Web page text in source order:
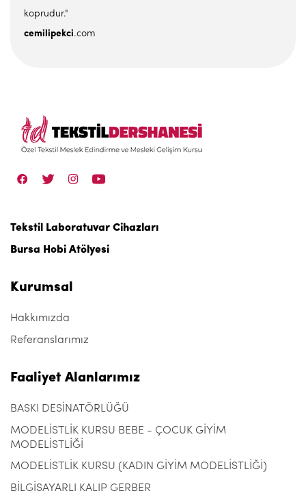
koprudur."
cemilipekci.com
Tekstil Laboratuvar Cihazları
Bursa Hobi Atölyesi
Kurumsal
Hakkımızda
Referanslarımız
Faaliyet Alanlarımız
BASKI DESİNATÖRLÜĞÜ
MODELİSTLİK KURSU BEBE - ÇOCUK GİYİM
MODELİSTLİĞİ
MODELİSTLİK KURSU (KADIN GİYİM MODELİSTLİĞİ)
BİLGİSAYARLI KALIP GERBER